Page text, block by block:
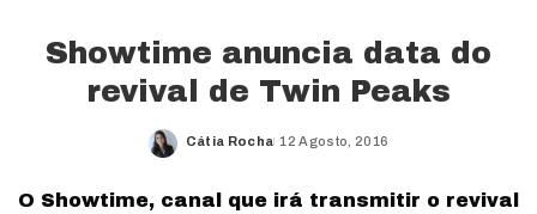
Showtime anuncia data do
revival de Twin Peaks
Posted
Cátia Rocha 12 Agosto, 2016
O Showtime, canal que irá transmitir o revival